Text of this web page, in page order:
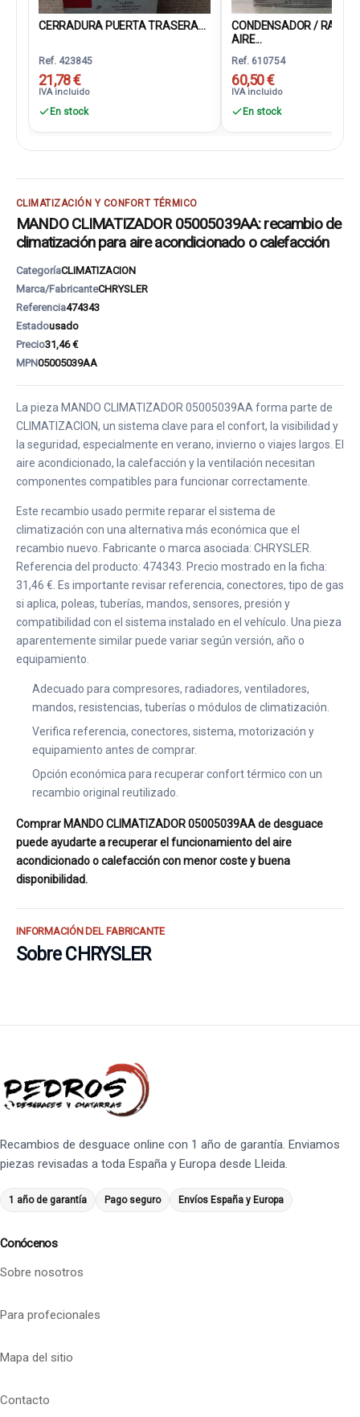
CERRADURA PUERTA TRASERA...
Ref. 423845
21,78 €
IVA incluido
En stock
CONDENSADOR /
AIRE...
Ref. 610754
60,50 €
IVA incluido
En stock
CLIMATIZACIÓN Y CONFORT TÉRMICO
MANDO CLIMATIZADOR 05005039AA: recambio de
climatización para aire acondicionado o calefacción
CategoríaCLIMATIZACION
Marca/FabricanteCHRYSLER
Referencia474343
Estadousado
Precio31,46 €
MPN05005039AA
La pieza MANDO CLIMATIZADOR 05005039AA forma parte de
CLIMATIZACION, un sistema clave para el confort, la visibilidad y
la seguridad, especialmente en verano, invierno o viajes largos. El
aire acondicionado, la calefacción y la ventilación necesitan
componentes compatibles para funcionar correctamente.
Este recambio usado permite reparar el sistema de
climatización con una alternativa más económica que el
recambio nuevo. Fabricante o marca asociada: CHRYSLER.
Referencia del producto: 474343. Precio mostrado en la ficha:
31,46 €. Es importante revisar referencia, conectores, tipo de gas
si aplica, poleas, tuberías, mandos, sensores, presión y
compatibilidad con el sistema instalado en el vehículo. Una pieza
aparentemente similar puede variar según versión, año o
equipamiento.
Adecuado para compresores, radiadores, ventiladores,
mandos, resistencias, tuberías o módulos de climatización.
Verifica referencia, conectores, sistema, motorización y
equipamiento antes de comprar.
Opción económica para recuperar confort térmico con un
recambio original reutilizado.
Comprar MANDO CLIMATIZADOR 05005039AA de desguace
puede ayudarte a recuperar el funcionamiento del aire
acondicionado o calefacción con menor coste y buena
disponibilidad.
INFORMACIÓN DEL FABRICANTE
Sobre CHRYSLER
Recambios de desguace online con 1 año de garantía. Enviamos
piezas revisadas a toda España y Europa desde Lleida.
1 año de garantía Pago seguro Envíos España y Europa
Conócenos
Sobre nosotros
Para profecionales
Mapa del sitio
Contacto